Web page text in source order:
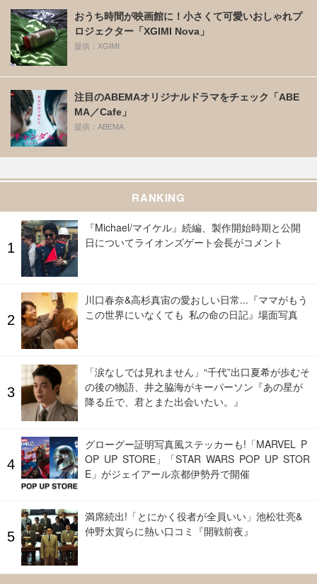
おうち時間が映画館に！小さくて可愛いおしゃれプ
ロジェクター「XGIMI Nova」
提供：XGIMI
注目のABEMAオリジナルドラマをチェック「ABE
MA／Cafe」
提供：ABEMA
RANKING
『Michael/マイケル』続編、製作開始時期と公開
日についてライオンズゲート会長がコメント
川口春奈&高杉真宙の愛おしい日常...『ママがもう
この世界にいなくても 私の命の日記』場面写真
「涙なしでは見れません」“千代”出口夏希が歩むそ
の後の物語、井之脇海がキーパーソン『あの星が
降る丘で、君とまた出会いたい。』
グローグー証明写真風ステッカーも!「MARVEL P
OP UP STORE」「STAR WARS POP UP STOR
E」がジェイアール京都伊勢丹で開催
満席続出!「とにかく役者が全員いい」池松壮亮&
仲野太賀らに熱い口コミ『開戦前夜』